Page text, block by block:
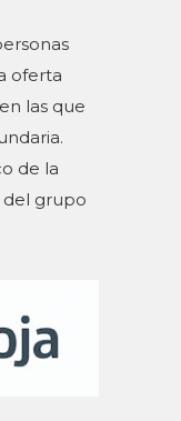
oferta
las que
de la
grupo